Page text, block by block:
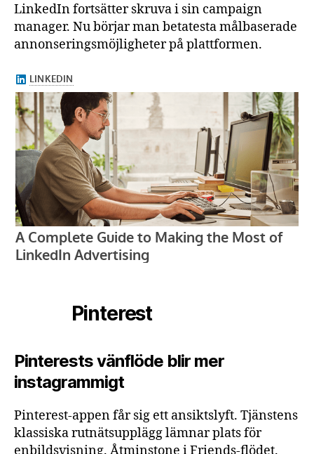
LinkedIn fortsätter skruva i sin campaign
manager. Nu börjar man betatesta målbaserade
annonseringsmöjligheter på plattformen.
Pinterest
Pinterests vänflöde blir mer
instagrammigt
Pinterest-appen får sig ett ansiktslyft. Tjänstens
klassiska rutnätsupplägg lämnar plats för